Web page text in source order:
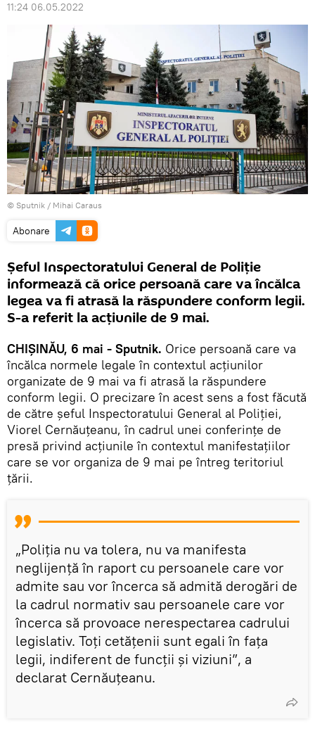
11:24 06.05.2022
© Sputnik / Mihai Caraus
Abonare
Șeful Inspectoratului General de Poliție
informează că orice persoană care va încălca
legea va fi atrasă la răspundere conform legii.
S-a referit la acțiunile de 9 mai.
CHIȘINĂU, 6 mai - Sputnik. Orice persoană care va
încălca normele legale în contextul acțiunilor
organizate de 9 mai va fi atrasă la răspundere
conform legii. O precizare în acest sens a fost făcută
de către șeful Inspectoratului General al Poliției,
Viorel Cernăuțeanu, în cadrul unei conferințe de
presă privind acțiunile în contextul manifestațiilor
care se vor organiza de 9 mai pe întreg teritoriul
țării.
„Poliția nu va tolera, nu va manifesta
neglijență în raport cu persoanele care vor
admite sau vor încerca să admită derogări de
la cadrul normativ sau persoanele care vor
încerca să provoace nerespectarea cadrului
legislativ. Toți cetățenii sunt egali în fața
legii, indiferent de funcții și viziuni”, a
declarat Cernăuțeanu.